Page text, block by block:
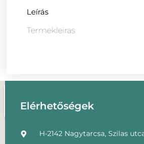
Leírás
Termekleiras
Elérhetőségek
H-2142 Nagytarcsa, Szilas